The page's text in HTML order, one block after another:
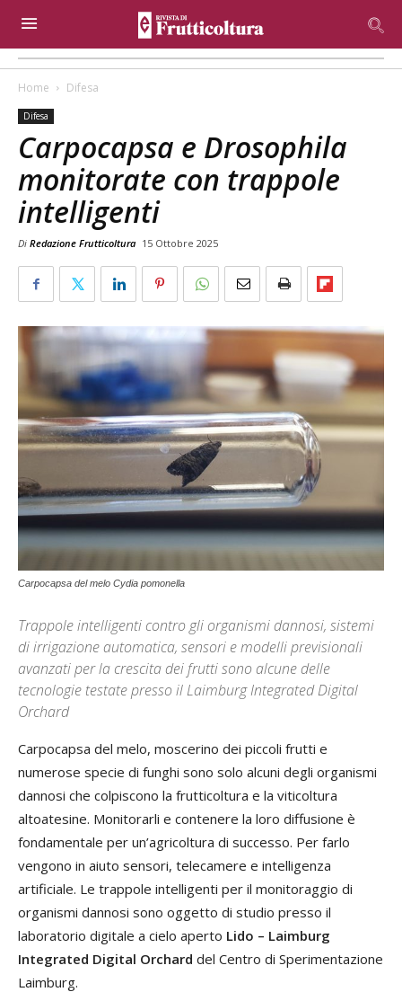
Home Difesa
Difesa
Carpocapsa e Drosophila
monitorate con trappole
intelligenti
Di Redazione Frutticoltura 15 Ottobre 2025
Carpocapsa del melo Cydia pomonella
Trappole intelligenti contro gli organismi dannosi, sistemi
di irrigazione automatica, sensori e modelli previsionali
avanzati per la crescita dei frutti sono alcune delle
tecnologie testate presso il Laimburg Integrated Digital
Orchard
Carpocapsa del melo, moscerino dei piccoli frutti e
numerose specie di funghi sono solo alcuni degli organismi
dannosi che colpiscono la frutticoltura e la viticoltura
altoatesine. Monitorarli e contenere la loro diffusione è
fondamentale per un’agricoltura di successo. Per farlo
vengono in aiuto sensori, telecamere e intelligenza
artificiale. Le trappole intelligenti per il monitoraggio di
organismi dannosi sono oggetto di studio presso il
laboratorio digitale a cielo aperto Lido – Laimburg
Integrated Digital Orchard del Centro di Sperimentazione
Laimburg.